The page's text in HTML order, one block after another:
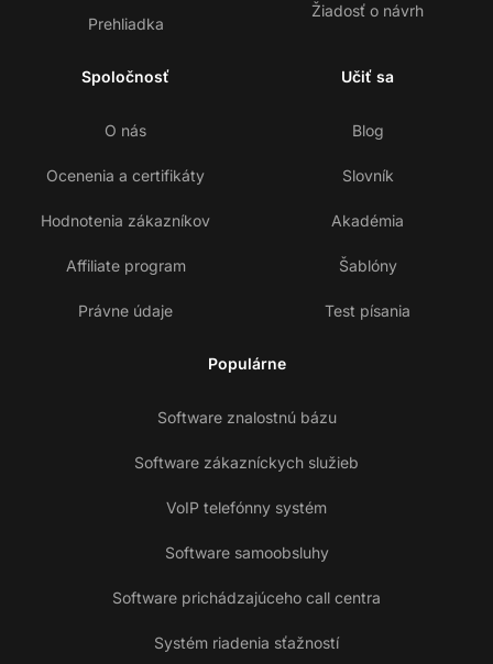
Prehliadka
Žiadosť o návrh
Spoločnosť
O nás
Ocenenia a certifikáty
Hodnotenia zákazníkov
Affiliate program
Právne údaje
Učiť sa
Blog
Slovník
Akadémia
Šablóny
Test písania
Populárne
Software znalostnú bázu
Software zákazníckych služieb
VoIP telefónny systém
Software samoobsluhy
Software prichádzajúceho call centra
Systém riadenia sťažností